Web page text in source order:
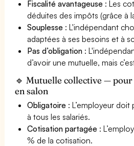
Fiscalité avantageuse : Les
déduites des impôts (grâce à
Souplesse : L'indépendant
adaptées à ses besoins et à
Pas d’obligation :
d’avoir une mutuelle, mais
🔹 Mutuelle collective —
en salon
Obligatoire : L’employeur
à tous les salariés.
Cotisation partagée :
% de la cotisation.